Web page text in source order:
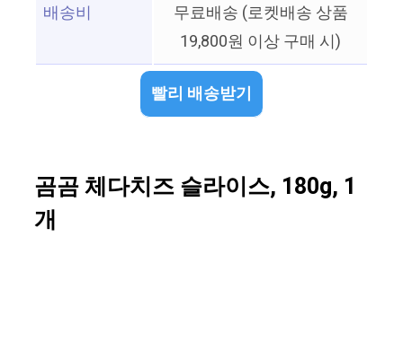
배송비
무료배송 (로켓배송 상품
19,800원 이상 구매 시)
빨리 배송받기
곰곰 체다치즈 슬라이스, 180g, 1
개